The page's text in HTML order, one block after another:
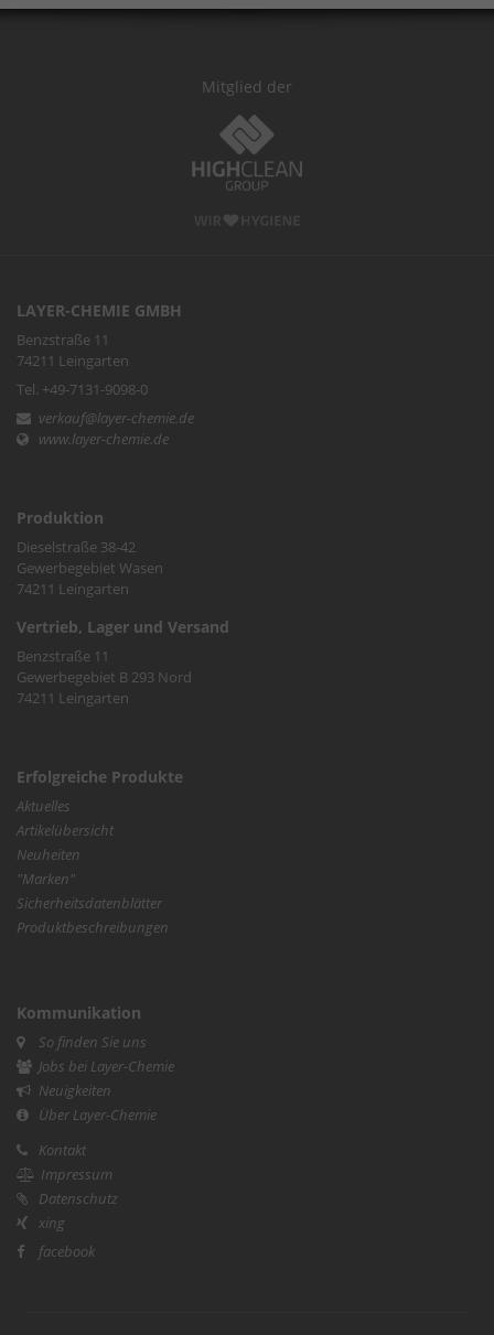
Mitglied der
LAYER-CHEMIE GMBH
Benzstraße 11
74211 Leingarten
Tel. +49-7131-9098-0
verkauf@layer-chemie.de
www.layer-chemie.de
Produktion
Dieselstraße 38-42
Gewerbegebiet Wasen
74211 Leingarten
Vertrieb, Lager und Versand
Benzstraße 11
Gewerbegebiet B 293 Nord
74211 Leingarten
Erfolgreiche Produkte
Aktuelles
Artikelübersicht
Neuheiten
"Marken"
Sicherheitsdatenblätter
Produktbeschreibungen
Kommunikation
So finden Sie uns
Jobs bei Layer-Chemie
Neuigkeiten
Über Layer-Chemie
Kontakt
Impressum
Datenschutz
xing
facebook